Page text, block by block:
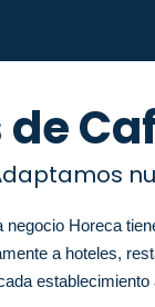
Horeca
a hoteles,